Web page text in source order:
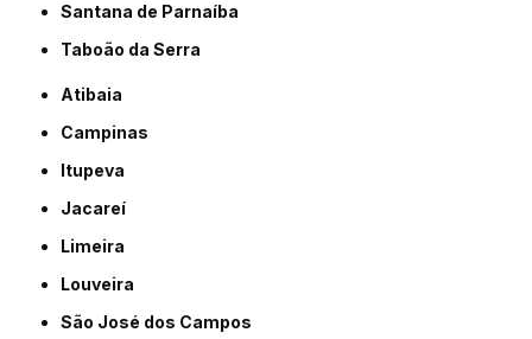
Santana de Parnaíba
Taboão da Serra
Atibaia
Campinas
Itupeva
Jacareí
Limeira
Louveira
São José dos Campos